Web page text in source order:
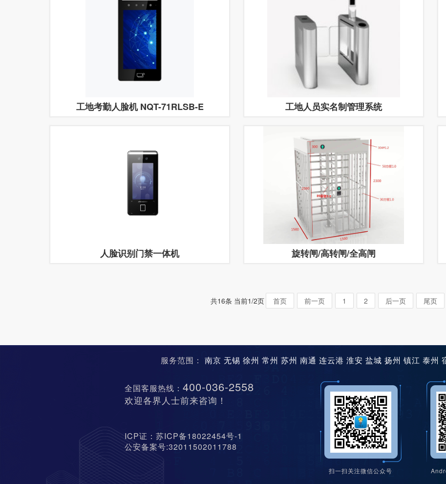
工地考勤人脸机 NQT-71RLSB-E 工地人员实名制管理系统
人脸识别门禁一体机 旋转闸/高转闸/全高闸
共16条 当前1/2页 首页 前一页 1 2 后一页 尾页
服务范围： 南京 无锡 徐州 常州 苏州 南通 连云港 淮安 盐城 扬州 镇江 泰州
全国客服热线：400-036-2558
欢迎各界人士前来咨询！
ICP证：苏ICP备18022454号-1
公安备案号:32011502011788
扫一扫关注微信公众号